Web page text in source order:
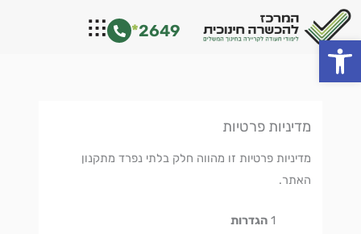
פתח סרגל נגישות
דילוג
לתוכן
2649
*
מדיניות פרטיות
מדיניות פרטיות זו מהווה חלק בלתי נפרד מתקנון
האתר.
הגדרות